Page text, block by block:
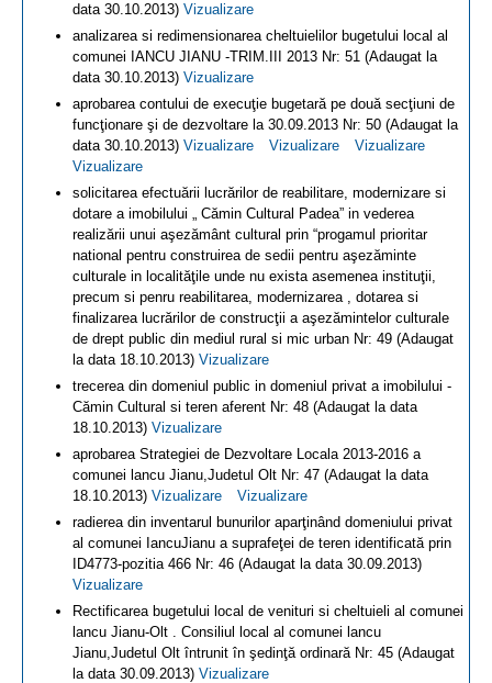
data 30.10.2013) Vizualizare
analizarea si redimensionarea cheltuielilor bugetului local al
comunei IANCU JIANU -TRIM.III 2013 Nr: 51 (Adaugat la
data 30.10.2013) Vizualizare
aprobarea contului de execuţie bugetară pe două secţiuni de
funcţionare şi de dezvoltare la 30.09.2013 Nr: 50 (Adaugat la
data 30.10.2013) Vizualizare Vizualizare
Vizualizare
Vizualizare
solicitarea efectuării lucrărilor de reabilitare, modernizare si
dotare a imobilului „ Cămin Cultural Padea” in vederea
realizării unui aşezământ cultural prin “progamul prioritar
national pentru construirea de sedii pentru aşezăminte
culturale in localităţile unde nu exista asemenea instituţii,
precum si penru reabilitarea, modernizarea , dotarea si
finalizarea lucrărilor de construcţii a aşezămintelor culturale
de drept public din mediul rural si mic urban Nr: 49 (Adaugat
la data 18.10.2013) Vizualizare
trecerea din domeniul public in domeniul privat a imobilului -
Cămin Cultural si teren aferent Nr: 48 (Adaugat la data
18.10.2013) Vizualizare
aprobarea Strategiei de Dezvoltare Locala 2013-2016 a
comunei lancu Jianu,Judetul Olt Nr: 47 (Adaugat la data
18.10.2013) Vizualizare
Vizualizare
radierea din inventarul bunurilor aparţinând domeniului privat
al comunei IancuJianu a suprafeţei de teren identificată prin
ID4773-pozitia 466 Nr: 46 (Adaugat la data 30.09.2013)
Vizualizare
Rectificarea bugetului local de venituri si cheltuieli al comunei
lancu Jianu-Olt . Consiliul local al comunei lancu
Jianu,Judetul Olt întrunit în şedinţă ordinară Nr: 45 (Adaugat
la data 30.09.2013) Vizualizare